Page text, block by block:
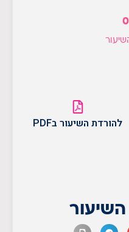
0
להורדת השיעור בPDF